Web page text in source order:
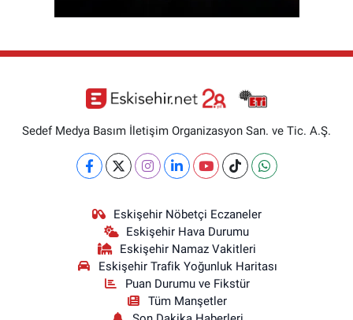
Sedef Medya Basım İletişim Organizasyon San. ve Tic. A.Ş.
Eskişehir Nöbetçi Eczaneler
Eskişehir Hava Durumu
Eskişehir Namaz Vakitleri
Eskişehir Trafik Yoğunluk Haritası
Puan Durumu ve Fikstür
Tüm Manşetler